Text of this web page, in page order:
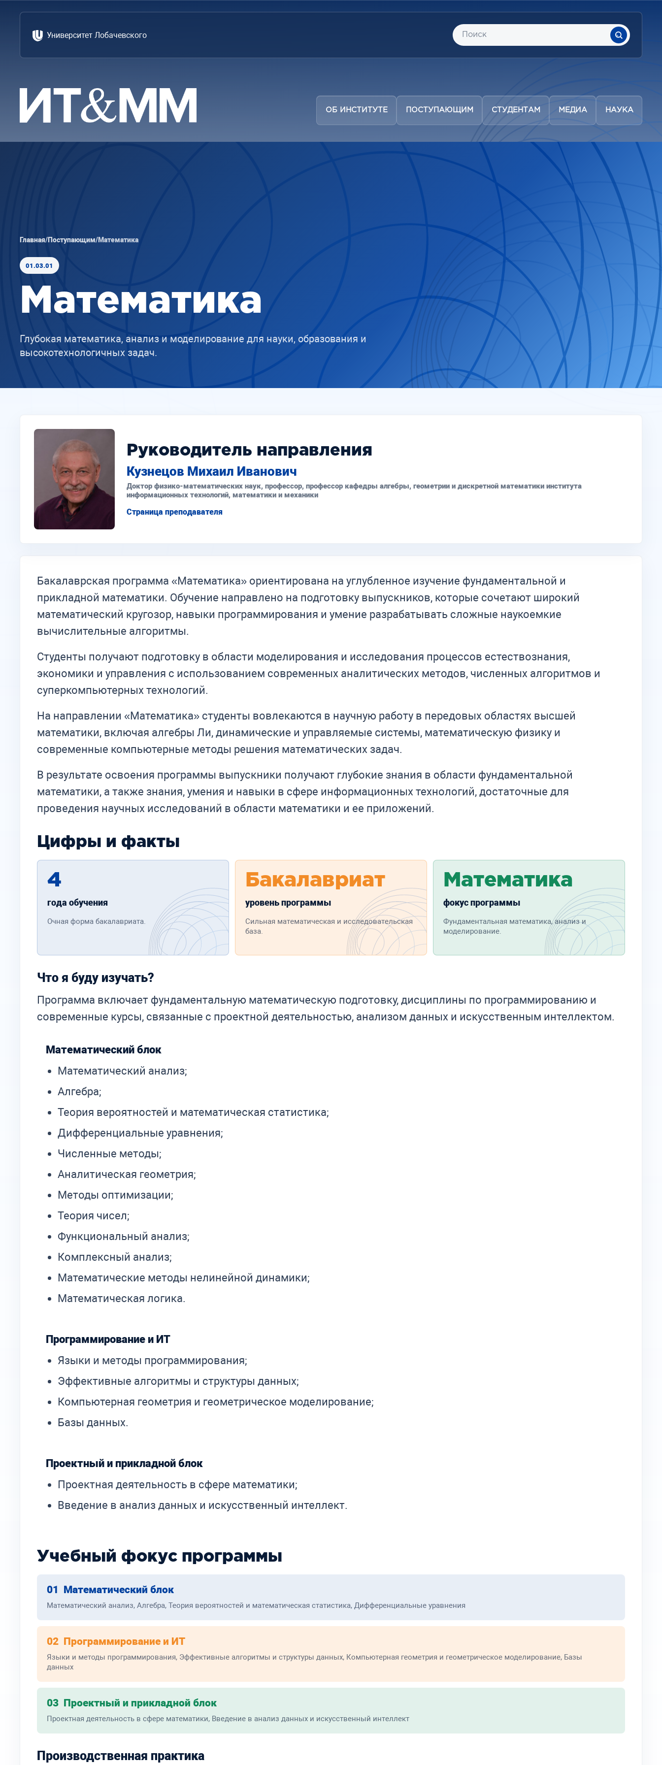
Университет Лобачевского
ОБ ИНСТИТУТЕ ПОСТУПАЮЩИМ СТУДЕНТАМ МЕДИА НАУКА
Главная/Поступающим/Математика
01.03.01
Математика
Глубокая математика, анализ и моделирование для науки, образования и
высокотехнологичных задач.
Руководитель направления
Кузнецов Михаил Иванович
Доктор физико-математических наук, профессор, профессор кафедры алгебры, геометрии и дискретной математики института
информационных технологий, математики и механики
Страница преподавателя
Бакалаврская программа «Математика» ориентирована на углубленное изучение фундаментальной и
прикладной математики. Обучение направлено на подготовку выпускников, которые сочетают широкий
математический кругозор, навыки программирования и умение разрабатывать сложные наукоемкие
вычислительные алгоритмы.
Студенты получают подготовку в области моделирования и исследования процессов естествознания,
экономики и управления с использованием современных аналитических методов, численных алгоритмов и
суперкомпьютерных технологий.
На направлении «Математика» студенты вовлекаются в научную работу в передовых областях высшей
математики, включая алгебры Ли, динамические и управляемые системы, математическую физику и
современные компьютерные методы решения математических задач.
В результате освоения программы выпускники получают глубокие знания в области фундаментальной
математики, а также знания, умения и навыки в сфере информационных технологий, достаточные для
проведения научных исследований в области математики и ее приложений.
Цифры и факты
4
года обучения
Очная форма бакалавриата.
Бакалавриат
уровень программы
Сильная математическая и исследовательская
база.
Математика
фокус программы
Фундаментальная математика, анализ и
моделирование.
Что я буду изучать?
Программа включает фундаментальную математическую подготовку, дисциплины по программированию и
современные курсы, связанные с проектной деятельностью, анализом данных и искусственным интеллектом.
Математический блок
Математический анализ;
Алгебра;
Теория вероятностей и математическая статистика;
Дифференциальные уравнения;
Численные методы;
Аналитическая геометрия;
Методы оптимизации;
Теория чисел;
Функциональный анализ;
Комплексный анализ;
Математические методы нелинейной динамики;
Математическая логика.
Программирование и ИТ
Языки и методы программирования;
Эффективные алгоритмы и структуры данных;
Компьютерная геометрия и геометрическое моделирование;
Базы данных.
Проектный и прикладной блок
Проектная деятельность в сфере математики;
Введение в анализ данных и искусственный интеллект.
Учебный фокус программы
01 Математический блок
Математический анализ, Алгебра, Теория вероятностей и математическая статистика, Дифференциальные уравнения
02 Программирование и ИТ
Языки и методы программирования, Эффективные алгоритмы и структуры данных, Компьютерная геометрия и геометрическое моделирование, Базы
данных
03 Проектный и прикладной блок
Проектная деятельность в сфере математики, Введение в анализ данных и искусственный интеллект
Производственная практика